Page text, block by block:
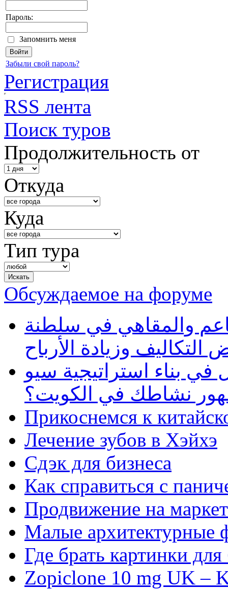
Пароль:
Запомнить меня
Забыли свой пароль?
Регистрация
RSS лента
Поиск туров
Продолжительность от
Откуда
Куда
Тип тура
Обсуждаемое на форуме
والمقاهي في سلطنة
وزيادة الأرباح
بناء استراتيجية سيو
نشاطك في الكويت؟
Прикоснемся к
Лечение зубов в Хэйхэ
Сдэк для бизнеса
Как справиться с
Продвижение на
Малые архитектурные
Где брать картинки
Zopiclone 10 mg UK –